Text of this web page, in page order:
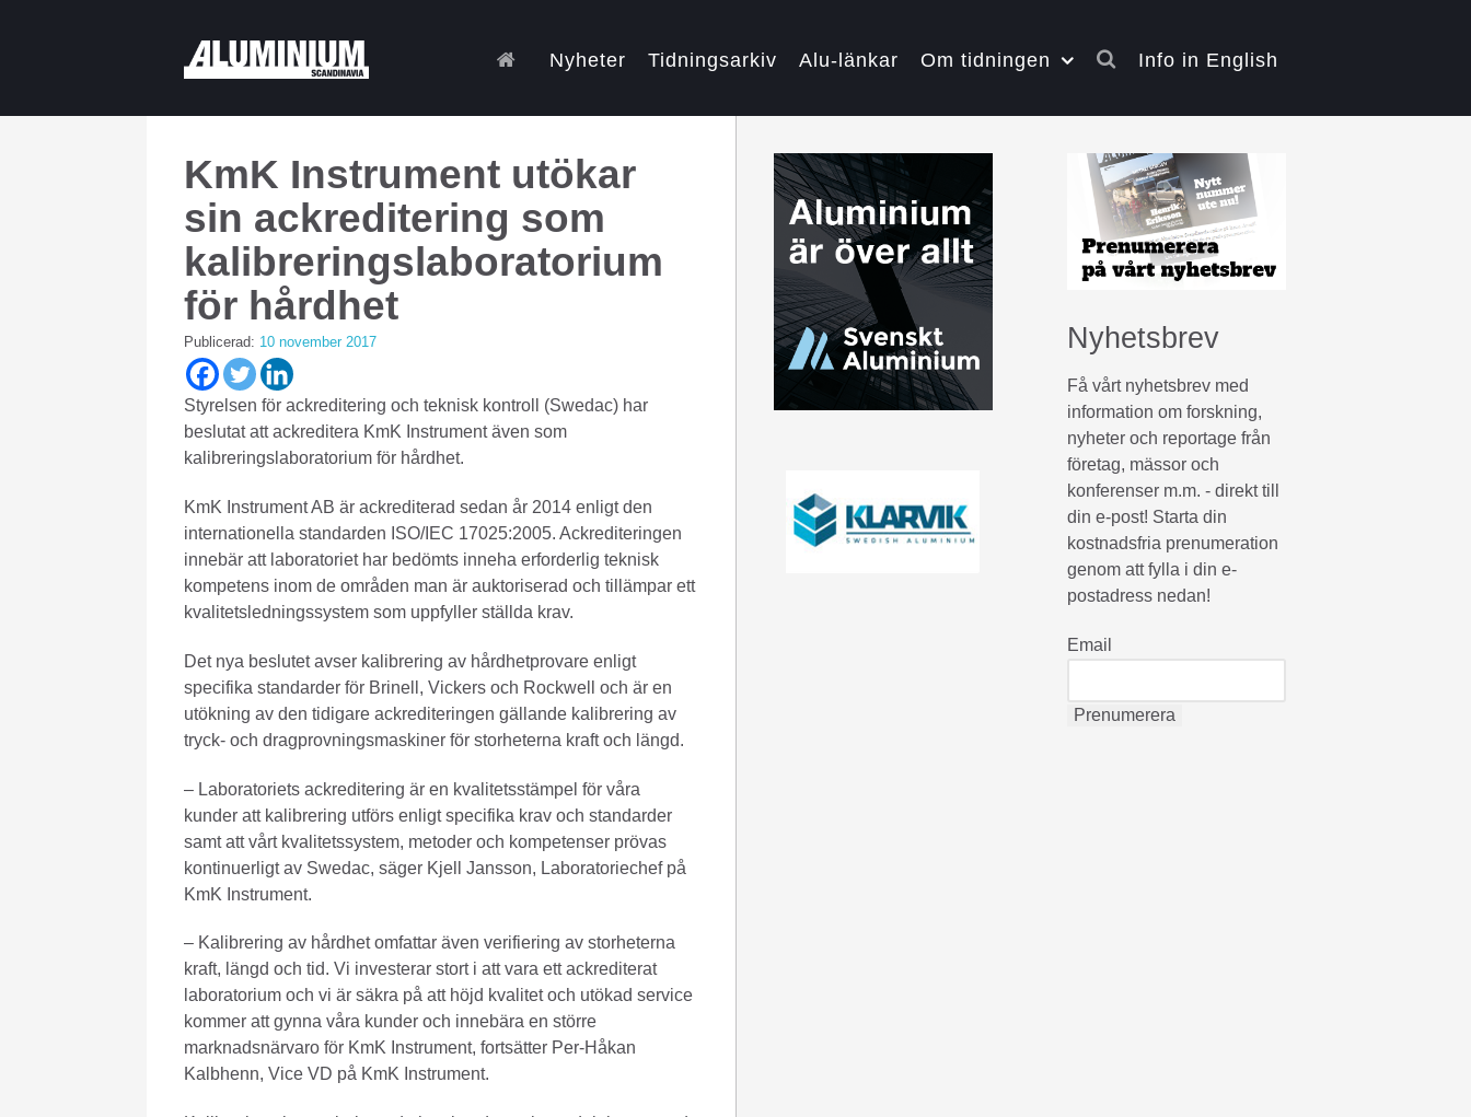
Nyheter Tidningsarkiv Alu-länkar Om tidningen Info in English
KmK Instrument utökar
sin ackreditering som
kalibreringslaboratorium
för hårdhet
Publicerad: 10 november 2017
Styrelsen för ackreditering och teknisk kontroll (Swedac) har
beslutat att ackreditera KmK Instrument även som
kalibreringslaboratorium för hårdhet.
KmK Instrument AB är ackrediterad sedan år 2014 enligt den
internationella standarden ISO/IEC 17025:2005. Ackrediteringen
innebär att laboratoriet har bedömts inneha erforderlig teknisk
kompetens inom de områden man är auktoriserad och tillämpar ett
kvalitetsledningssystem som uppfyller ställda krav.
Det nya beslutet avser kalibrering av hårdhetprovare enligt
specifika standarder för Brinell, Vickers och Rockwell och är en
utökning av den tidigare ackrediteringen gällande kalibrering av
tryck- och dragprovningsmaskiner för storheterna kraft och längd.
– Laboratoriets ackreditering är en kvalitetsstämpel för våra
kunder att kalibrering utförs enligt specifika krav och standarder
samt att vårt kvalitetssystem, metoder och kompetenser prövas
kontinuerligt av Swedac, säger Kjell Jansson, Laboratoriechef på
KmK Instrument.
– Kalibrering av hårdhet omfattar även verifiering av storheterna
kraft, längd och tid. Vi investerar stort i att vara ett ackrediterat
laboratorium och vi är säkra på att höjd kvalitet och utökad service
kommer att gynna våra kunder och innebära en större
marknadsnärvaro för KmK Instrument, fortsätter Per-Håkan
Kalbhenn, Vice VD på KmK Instrument.
Nyhetsbrev
Få vårt nyhetsbrev med
information om forskning,
nyheter och reportage från
företag, mässor och
konferenser m.m. - direkt till
din e-post! Starta din
kostnadsfria prenumeration
genom att fylla i din e-
postadress nedan!
Email